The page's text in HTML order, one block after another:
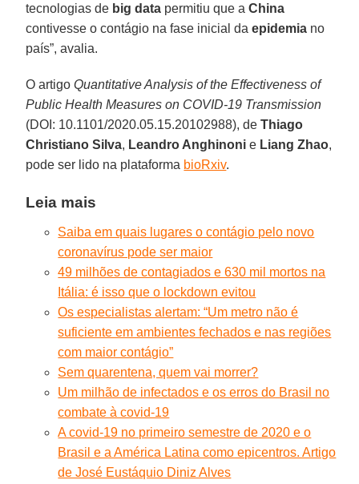
tecnologias de big data permitiu que aChina
contivesse o contágio na fase inicial daepidemia no
país”, avalia.
O artigoQuantitative Analysis of the Effectiveness of
Public Health Measures on COVID-19 Transmission
(DOI: 10.1101/2020.05.15.20102988), deThiago
Christiano Silva, Leandro Anghinoni e Liang Zhao,
pode ser lido na plataforma bioRxiv.
Leia mais
Saiba em quais lugares o contágio pelo novo
coronavírus pode ser maior
49 milhões de contagiados e 630 mil mortos na
Itália: é isso que o lockdown evitou
Os especialistas alertam: “Um metro não é
suficiente em ambientes fechados e nas regiões
com maior contágio”
Sem quarentena, quem vai morrer?
Um milhão de infectados e os erros do Brasil no
combate à covid-19
A covid-19 no primeiro semestre de 2020 e o
Brasil e a América Latina como epicentros. Artigo
de José Eustáquio Diniz Alves